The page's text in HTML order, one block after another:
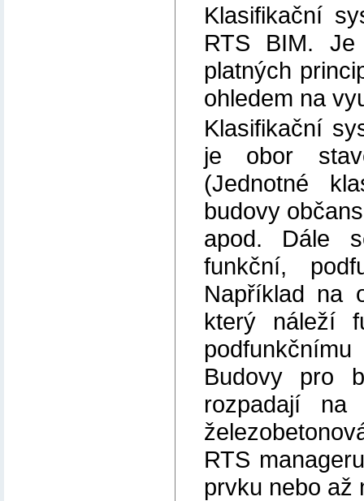
Klasifikační
RTS BIM.
platných
ohledem na
Klasifikační
je obor
(Jednotné
budovy
apod. Dále
funkční,
Například na
který náleží
Budovy pro
rozpadají na
RTS
prvku nebo až